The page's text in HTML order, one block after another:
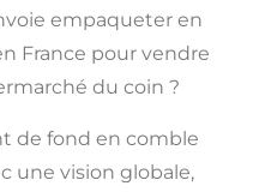
empaqueter en
France pour vendre
du coin ?
de fond en comble
une vision globale,